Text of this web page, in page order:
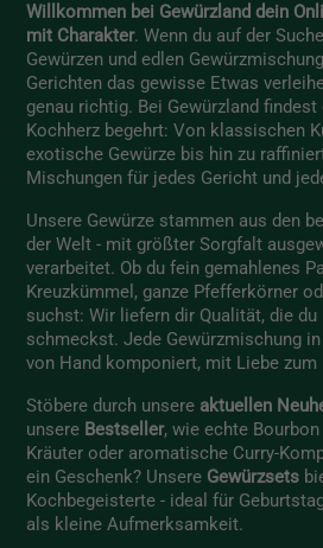
Willkommen bei Gewürzland dein
mit Charakter. Wenn du auf der
Gewürzen und edlen
Gerichten das gewisse Etwas
genau richtig. Bei Gewürzland
Kochherz begehrt: Von klassischen
exotische Gewürze bis hin zu
Mischungen für jedes Gericht und
Unsere Gewürze stammen aus den
der Welt - mit größter Sorgfalt
verarbeitet. Ob du fein gemahlenes
Kreuzkümmel, ganze Pfefferkörner
suchst: Wir liefern dir Qualität, die
schmeckst. Jede Gewürzmischung
von Hand komponiert, mit Liebe zum
Stöbere durch unsere aktuellen
unsere Bestseller, wie echte
Kräuter oder aromatische Curry-
ein Geschenk? Unsere Gewürzsets
Kochbegeisterte - ideal für
als kleine Aufmerksamkeit.